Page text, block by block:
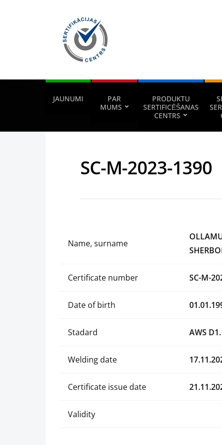
JAUNUMI
PAR
MUMS
PRODUKTU
SERTIFICĒŠANAS
CENTRS
SC-M-2023-1390
Name, surname
Certificate number SC-M-
Date of birth
Stadard AWS
Welding date
Certificate issue date
Validity